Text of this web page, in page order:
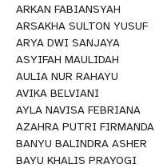
ARKAN FABIANSYAH
ARSAKHA SULTON YUSUF
ARYA DWI SANJAYA
ASYIFAH MAULIDAH
AULIA NUR RAHAYU
AVIKA BELVIANI
AYLA NAVISA FEBRIANA
AZAHRA PUTRI FIRMANDA
BANYU BALINDRA ASHER
BAYU KHALIS PRAYOGI